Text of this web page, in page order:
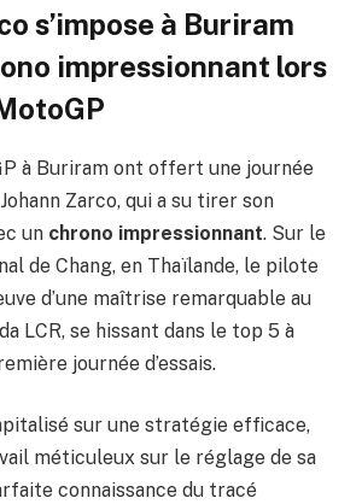
s’impose à Buriram
impressionnant lors
à Buriram ont offert une journée
Zarco, qui a su tirer son
un chrono impressionnant. Sur le
de Chang, en Thaïlande, le pilote
d’une maîtrise remarquable au
LCR, se hissant dans le top 5 à
journée d’essais.
sur une stratégie efficace,
méticuleux sur le réglage de sa
connaissance du tracé